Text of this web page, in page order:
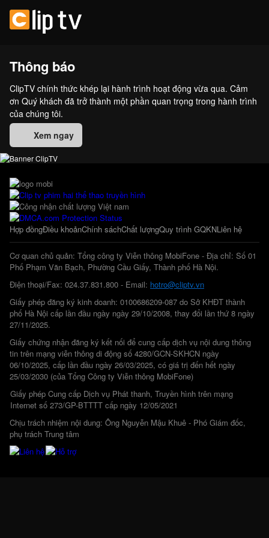
Thông báo
ClipTV chính thức khép lại hành trình hoạt động vừa qua. Cảm
ơn Quý khách đã trở thành một phần quan trọng trong hành trình
của chúng tôi.
Xem ngay
Hợp đồngĐiều khoảnChính sáchChất lượngQuy trình GQKNLiên hệ
Cơ quan chủ quản: Tổng công ty Viễn thông MobiFone - Địa chỉ: Số 01
Phố Phạm Văn Bạch, Phường Cầu Giấy, Thành phố Hà Nội.
Điện thoại/Fax: 024.37.831.800 - Email: hotro@cliptv.vn
Giấy phép đăng ký kinh doanh: 0100686209-087 do Sở KHĐT thành
phố Hà Nội cấp lần đầu ngày ngày 29/10/2008, thay đổi lần thứ 8 ngày
27/11/2025.
Giấy chứng nhận đăng ký kết nối để cung cấp dịch vụ nội dung thông
tin trên mạng viễn thông di động số 4280/GCN-SKHCN ngày
06/10/2025, cấp lần đầu ngày 26/03/2025, có giá trị đến hết ngày
25/03/2030 (của Tổng Công ty Viễn thông MobiFone)
Giấy phép Cung cấp Dịch vụ Phát thanh, Truyền hình trên mạng
Internet số 273/GP-BTTTT cấp ngày 12/05/2021
Chịu trách nhiệm nội dung: Ông Nguyễn Mậu Khuê - Phó Giám đốc,
phụ trách Trung tâm